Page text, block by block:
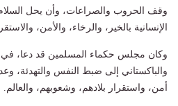
وقف الحروب والصراعات، وأن يحل
الإنسانية بالخير، والرخاء، والأمن،
وكان مجلس حكماء المسلمين قد دعا،
والباكستاني إلى ضبط النفس والتهدئة،
أمن، واستقرار بلادهم، وشعوبهم، والعالم.